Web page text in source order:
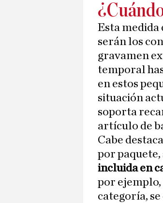
Esta
serán los
gravamen
temporal
en estos
situación
soporta
artículo de
Cabe
por paquete,
incluida en
por ejemplo,
categoría,